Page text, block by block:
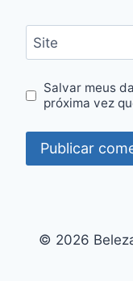
Site
Salvar meus
próxima vez
© 2026